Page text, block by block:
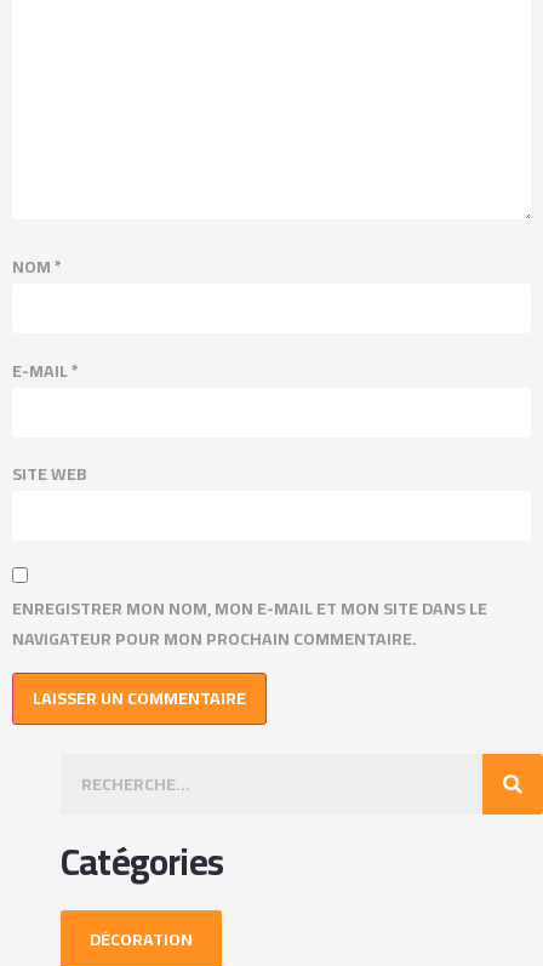
NOM*
E-MAIL*
SITE WEB
ENREGISTRER MON NOM, MON E-MAIL ET MON SITE DANS LE
NAVIGATEUR POUR MON PROCHAIN COMMENTAIRE.
Catégories
DÉCORATION